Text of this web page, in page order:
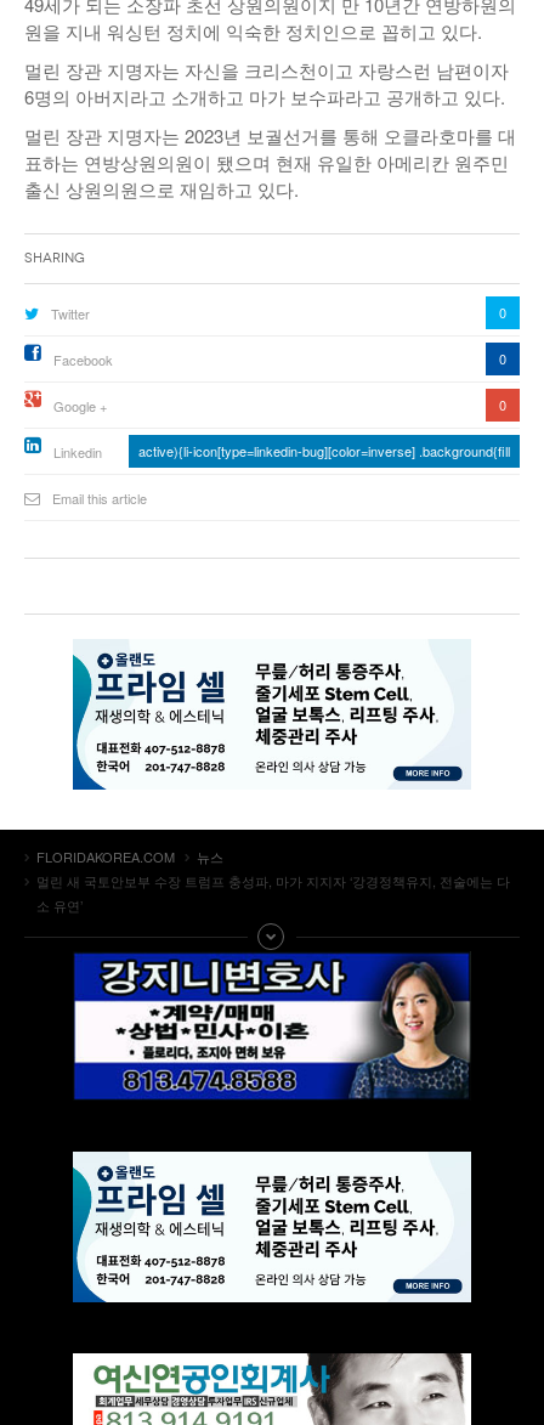
원을 지내 워싱턴 정치에 익숙한 정치인으로 꼽히고 있다.
멀린 장관 지명자는 자신을 크리스천이고 자랑스런 남편이자
6명의 아버지라고 소개하고 마가 보수파라고 공개하고 있다.
멀린 장관 지명자는 2023년 보궐선거를 통해 오클라호마를 대
표하는 연방상원의원이 됐으며 현재 유일한 아메리칸 원주민
출신 상원의원으로 재임하고 있다.
Sharing
Twitter 0
Facebook 0
Google + 0
Linkedin active){li-icon[type=linkedin-bug][color=inverse] .background{fill
Email this article
FLORIDAKOREA.COM
뉴스
멀린 새 국토안보부 수장 트럼프 충성파, 마가 지지자 ‘강경정책유지, 전술에는 다
소 유연’